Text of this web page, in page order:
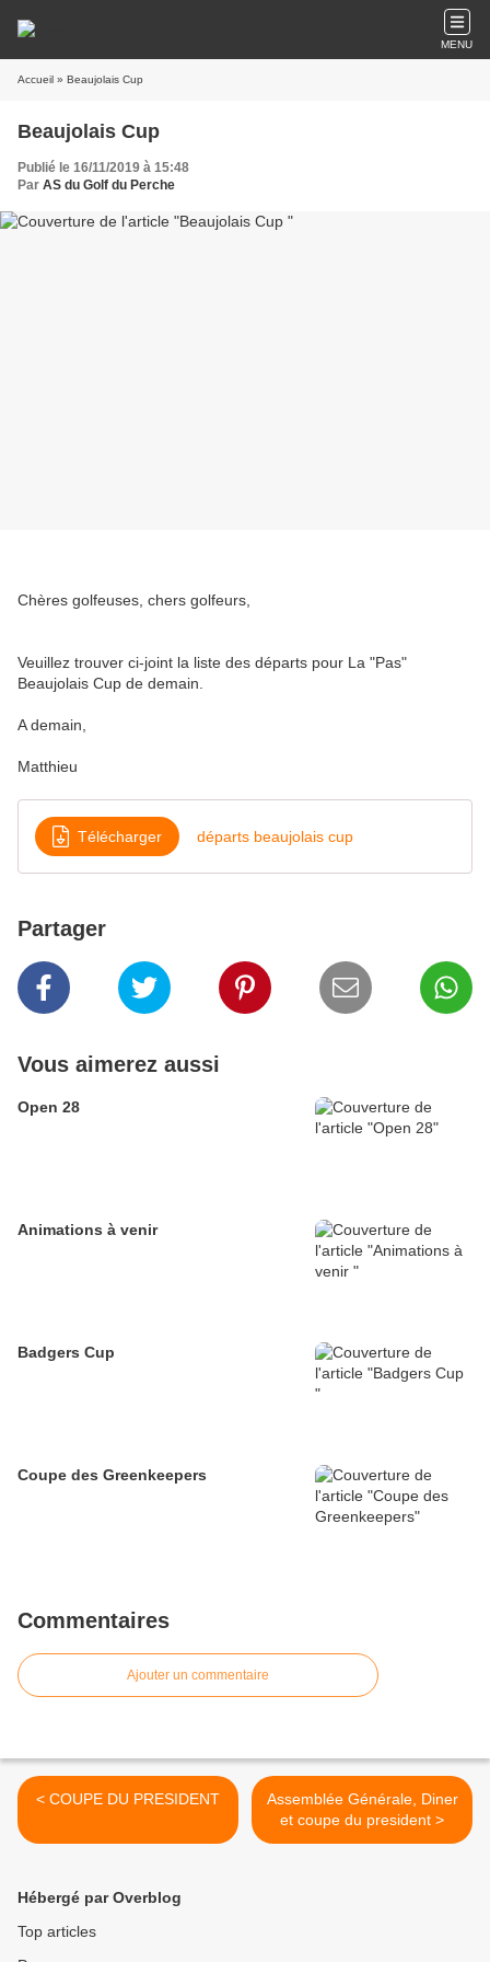
MENU
Accueil » Beaujolais Cup
Beaujolais Cup
Publié le 16/11/2019 à 15:48
Par AS du Golf du Perche
Chères golfeuses, chers golfeurs,
Veuillez trouver ci-joint la liste des départs pour La "Pas"
Beaujolais Cup de demain.
A demain,
Matthieu
Télécharger départs beaujolais cup
Partager
Vous aimerez aussi
Open 28
Animations à venir
Badgers Cup
Coupe des Greenkeepers
Commentaires
Ajouter un commentaire
< COUPE DU PRESIDENT
Assemblée Générale, Diner
et coupe du president >
Hébergé par Overblog
Top articles